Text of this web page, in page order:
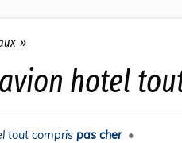
»
avion hotel
tout compris pas cher •